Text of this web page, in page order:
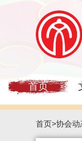
首页
首页>协会动